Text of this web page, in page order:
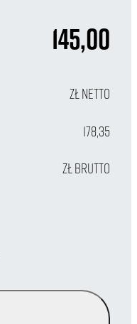
145,00
zł netto
178,35
zł brutto